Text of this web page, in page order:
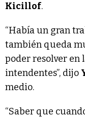
Kicillof.
“Había un gran
también queda
poder resolver en
intendentes”, dijo
medio.
“Saber que